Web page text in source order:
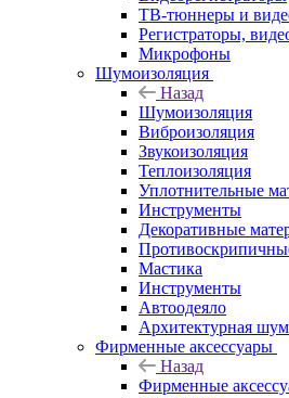
ТВ-тюннеры и
Регистраторы,
Микрофоны
Шумоизоляция
Назад
Шумоизоляция
Виброизоляция
Звукоизоляция
Теплоизоляция
Уплотнительные
Инструменты
Декоративные
Мастика
Инструменты
Автоодеяло
Архитектурная
Фирменные аксессуары
Назад
Фирменные